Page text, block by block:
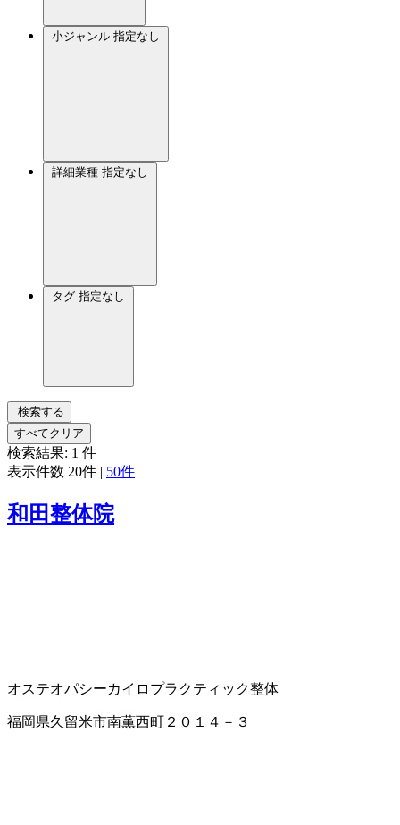
小ジャンル 指定なし
詳細業種 指定なし
タグ 指定なし
検索する
すべてクリア
検索結果: 1 件
表示件数 20件 | 50件
和田整体院
オステオパシーカイロプラクティック整体
福岡県久留米市南薫西町２０１４－３